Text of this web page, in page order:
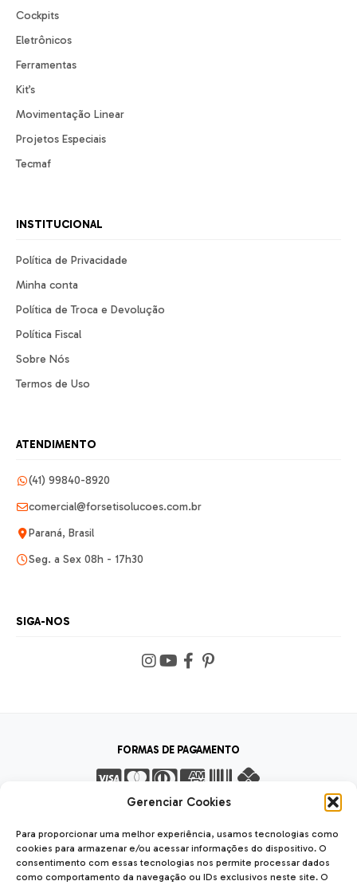
Gerenciar Cookies
Para proporcionar uma melhor experiência, usamos tecnologias como
cookies para armazenar e/ou acessar informações do dispositivo. O
consentimento com essas tecnologias nos permite processar dados
como comportamento da navegação ou IDs exclusivos neste site. O
Cockpits
Eletrônicos
Ferramentas
Kit’s
Movimentação Linear
Projetos Especiais
Tecmaf
INSTITUCIONAL
Política de Privacidade
Minha conta
Política de Troca e Devolução
Política Fiscal
Sobre Nós
Termos de Uso
ATENDIMENTO
(41) 99840-8920
comercial@forsetisolucoes.com.br
Paraná, Brasil
Seg. a Sex 08h - 17h30
SIGA-NOS
FORMAS DE PAGAMENTO